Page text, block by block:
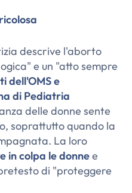
descrive l'aborto
e un "atto sempre
dell'OMS e
di Pediatria
delle donne sente
soprattutto quando la
La loro
in colpa le donnee
di "proteggere